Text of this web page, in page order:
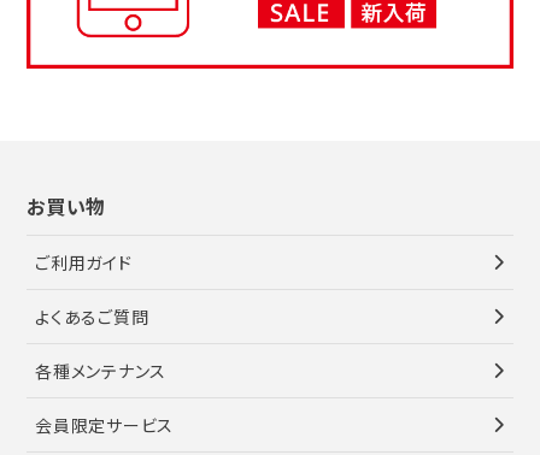
お買い物
ご利用ガイド
よくあるご質問
各種メンテナンス
会員限定サービス